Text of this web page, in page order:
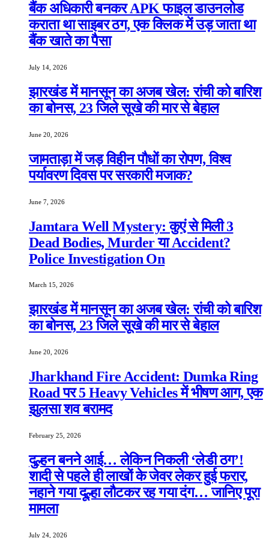
बैंक अधिकारी बनकर APK फाइल डाउनलोड
कराता था साइबर ठग, एक क्लिक में उड़ जाता था
बैंक खाते का पैसा
July 14, 2026
झारखंड में मानसून का अजब खेल: रांची को बारिश
का बोनस, 23 जिले सूखे की मार से बेहाल
June 20, 2026
जामताड़ा में जड़ विहीन पौधों का रोपण, विश्व
पर्यावरण दिवस पर सरकारी मजाक?
June 7, 2026
Jamtara Well Mystery: कुएं से मिली 3
Dead Bodies, Murder या Accident?
Police Investigation On
March 15, 2026
झारखंड में मानसून का अजब खेल: रांची को बारिश
का बोनस, 23 जिले सूखे की मार से बेहाल
June 20, 2026
Jharkhand Fire Accident: Dumka Ring
Road पर 5 Heavy Vehicles में भीषण आग, एक
झुलसा शव बरामद
February 25, 2026
दुल्हन बनने आई… लेकिन निकली ‘लेडी ठग’!
शादी से पहले ही लाखों के जेवर लेकर हुई फरार,
नहाने गया दूल्हा लौटकर रह गया दंग… जानिए पूरा
मामला
July 24, 2026